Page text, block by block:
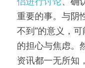
重要的事。与阴
不到”的意义，
的担心与焦虑。
资讯都一无所知